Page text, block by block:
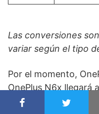
Las conversiones
variar según el tipo
Por el momento,
OnePlus N6x llegará
India.